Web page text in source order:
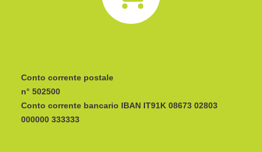
Conto corrente postale
n° 502500
Conto corrente bancario IBAN